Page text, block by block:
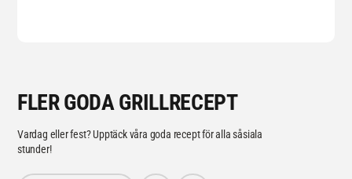
FLER GODA GRILLRECEPT
Vardag eller fest? Upptäck våra goda recept för alla såsiala
stunder!